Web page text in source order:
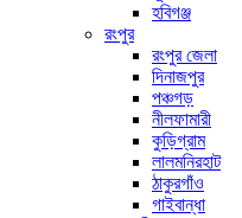
হবিগঞ্জ
রংপুর
রংপুর জেলা
দিনাজপুর
পঞ্চগড়
নীলফামারী
কুড়িগ্রাম
লালমনিরহাট
ঠাকুরগাঁও
গাইবান্ধা